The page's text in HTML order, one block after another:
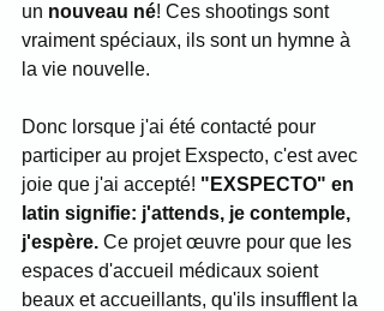
un nouveau né! Ces shootings sont
vraiment spéciaux, ils sont un hymne à
la vie nouvelle.
Donc lorsque j'ai été contacté pour
participer au projet Exspecto, c'est avec
joie que j'ai accepté! "EXSPECTO" en
latin signifie: j'attends, je contemple,
j'espère. Ce projet œuvre pour que les
espaces d'accueil médicaux soient
beaux et accueillants, qu'ils insufflent la